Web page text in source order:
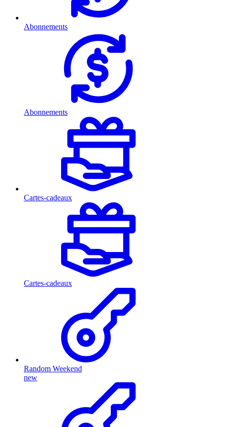
Abonnements
Abonnements
Cartes-cadeaux
Cartes-cadeaux
Random Weekend
new